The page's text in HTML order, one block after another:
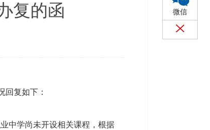
微信
复的函
回复如下：
中学尚未开设相关课程，根据